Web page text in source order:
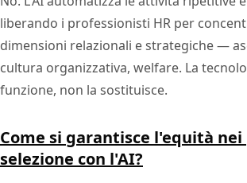
liberando i professionisti HR per
dimensioni relazionali e strategiche —
cultura organizzativa, welfare. La
funzione, non la sostituisce.
Come si garantisce l'equità nei
selezione con l'AI?